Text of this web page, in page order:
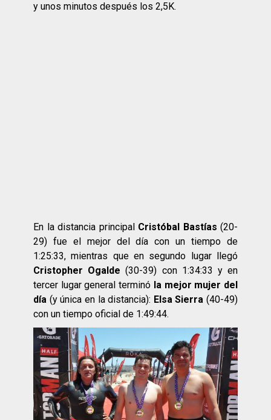
y unos minutos después los 2,5K.
En la distancia principal Cristóbal Bastías (20-
29) fue el mejor del día con un tiempo de
1:25:33, mientras que en segundo lugar llegó
Cristopher Ogalde (30-39) con 1:34:33 y en
tercer lugar general terminó la mejor mujer del
día (y única en la distancia): Elsa Sierra (40-49)
con un tiempo oficial de 1:49:44.